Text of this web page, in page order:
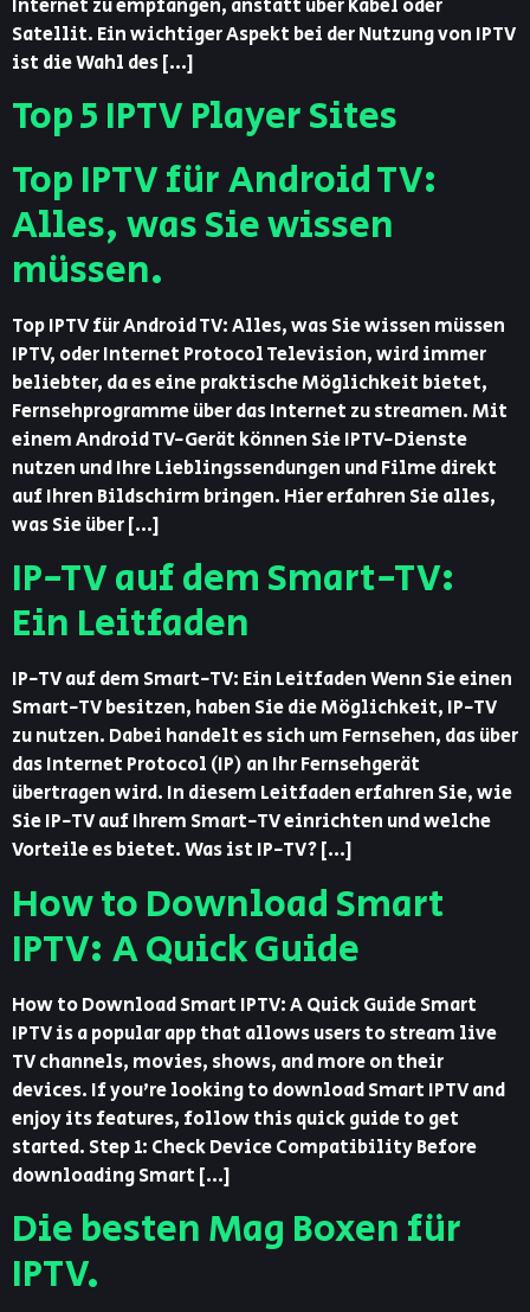
Internet zu empfangen, anstatt über Kabel oder
Satellit. Ein wichtiger Aspekt bei der Nutzung von IPTV
ist die Wahl des […]
Top 5 IPTV Player Sites
Top IPTV für Android TV:
Alles, was Sie wissen
müssen.
Top IPTV für Android TV: Alles, was Sie wissen müssen
IPTV, oder Internet Protocol Television, wird immer
beliebter, da es eine praktische Möglichkeit bietet,
Fernsehprogramme über das Internet zu streamen. Mit
einem Android TV-Gerät können Sie IPTV-Dienste
nutzen und Ihre Lieblingssendungen und Filme direkt
auf Ihren Bildschirm bringen. Hier erfahren Sie alles,
was Sie über […]
IP-TV auf dem Smart-TV:
Ein Leitfaden
IP-TV auf dem Smart-TV: Ein Leitfaden Wenn Sie einen
Smart-TV besitzen, haben Sie die Möglichkeit, IP-TV
zu nutzen. Dabei handelt es sich um Fernsehen, das über
das Internet Protocol (IP) an Ihr Fernsehgerät
übertragen wird. In diesem Leitfaden erfahren Sie, wie
Sie IP-TV auf Ihrem Smart-TV einrichten und welche
Vorteile es bietet. Was ist IP-TV? […]
How to Download Smart
IPTV: A Quick Guide
How to Download Smart IPTV: A Quick Guide Smart
IPTV is a popular app that allows users to stream live
TV channels, movies, shows, and more on their
devices. If you’re looking to download Smart IPTV and
enjoy its features, follow this quick guide to get
started. Step 1: Check Device Compatibility Before
downloading Smart […]
Die besten Mag Boxen für
IPTV.